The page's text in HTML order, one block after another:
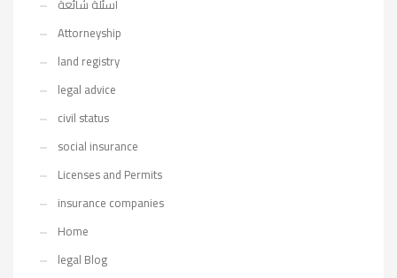
Attorneyship
land registry
legal advice
civil status
social insurance
Licenses and Permits
insurance companies
Home
legal Blog